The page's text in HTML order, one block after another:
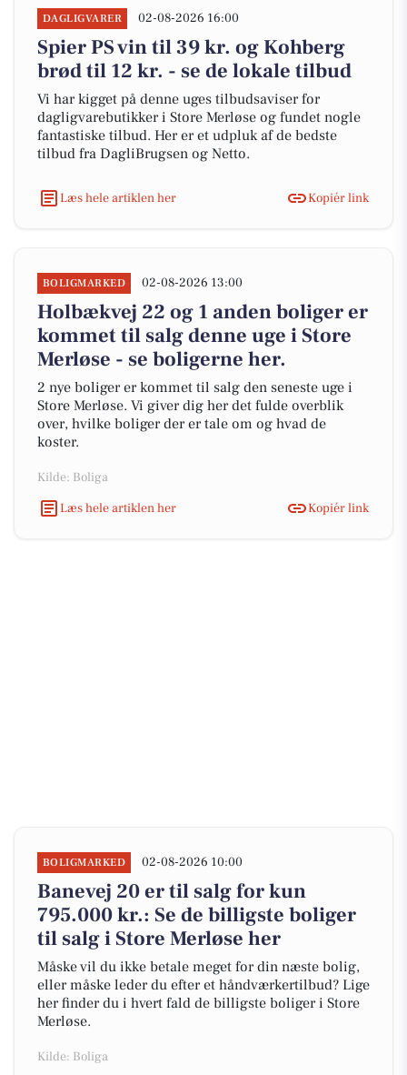
DAGLIGVARER 02-08-2026 16:00
Spier PS vin til 39 kr. og Kohberg
brød til 12 kr. - se de lokale tilbud
Vi har kigget på denne uges tilbudsaviser for
dagligvarebutikker i Store Merløse og fundet nogle
fantastiske tilbud. Her er et udpluk af de bedste
tilbud fra DagliBrugsen og Netto.
Læs hele artiklen her Kopiér link
BOLIGMARKED 02-08-2026 13:00
Holbækvej 22 og 1 anden boliger er
kommet til salg denne uge i Store
Merløse - se boligerne her.
2 nye boliger er kommet til salg den seneste uge i
Store Merløse. Vi giver dig her det fulde overblik
over, hvilke boliger der er tale om og hvad de
koster.
Kilde: Boliga
Læs hele artiklen her
Kopiér link
BOLIGMARKED 02-08-2026 10:00
Banevej 20 er til salg for kun
795.000 kr.: Se de billigste boliger
til salg i Store Merløse her
Måske vil du ikke betale meget for din næste bolig,
eller måske leder du efter et håndværkertilbud? Lige
her finder du i hvert fald de billigste boliger i Store
Merløse.
Kilde: Boliga